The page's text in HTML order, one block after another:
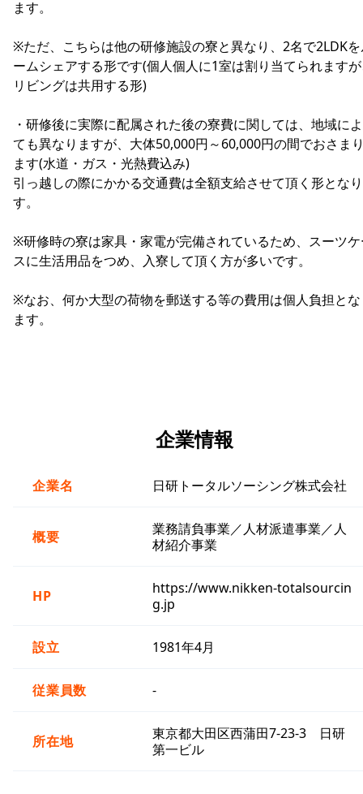
ます。
※ただ、こちらは他の研修施設の寮と異なり、2名で2LDK
ームシェアする形です(個人個人に1室は割り当てられます
リビングは共用する形)
・研修後に実際に配属された後の寮費に関しては、地域に
ても異なりますが、大体50,000円～60,000円の間でおさま
ます(水道・ガス・光熱費込み)
引っ越しの際にかかる交通費は全額支給させて頂く形とな
す。
※研修時の寮は家具・家電が完備されているため、スーツ
スに生活用品をつめ、入寮して頂く方が多いです。
※なお、何か大型の荷物を郵送する等の費用は個人負担と
ます。
企業情報
企業名 日研トータルソーシング株式会社
概要
業務請負事業／人材派遣事業／人
材紹介事業
HP
https://www.nikken-totalsourcin
g.jp
設立 1981年4月
従業員数 -
所在地
東京都大田区西蒲田7-23-3 日研
第一ビル